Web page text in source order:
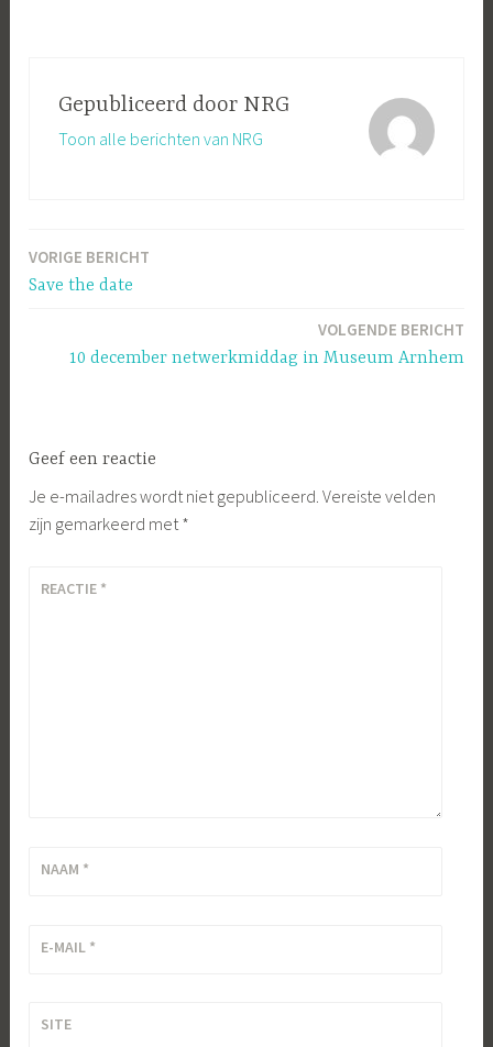
Gepubliceerd door NRG
Toon alle berichten van NRG
Bericht
VORIGE BERICHT
Save the date
VOLGENDE BERICHT
10 december netwerkmiddag in Museum Arnhem
Geef een reactie
Je e-mailadres wordt niet gepubliceerd. Vereiste velden
zijn gemarkeerd met*
REACTIE *
NAAM *
E-MAIL *
SITE